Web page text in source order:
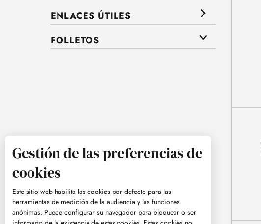
ENLACES ÚTILES
FOLLETOS
Gestión de las preferencias de
cookies
Este sitio web habilita las cookies por defecto para las
herramientas de medición de la audiencia y las funciones
anónimas. Puede configurar su navegador para bloquear o ser